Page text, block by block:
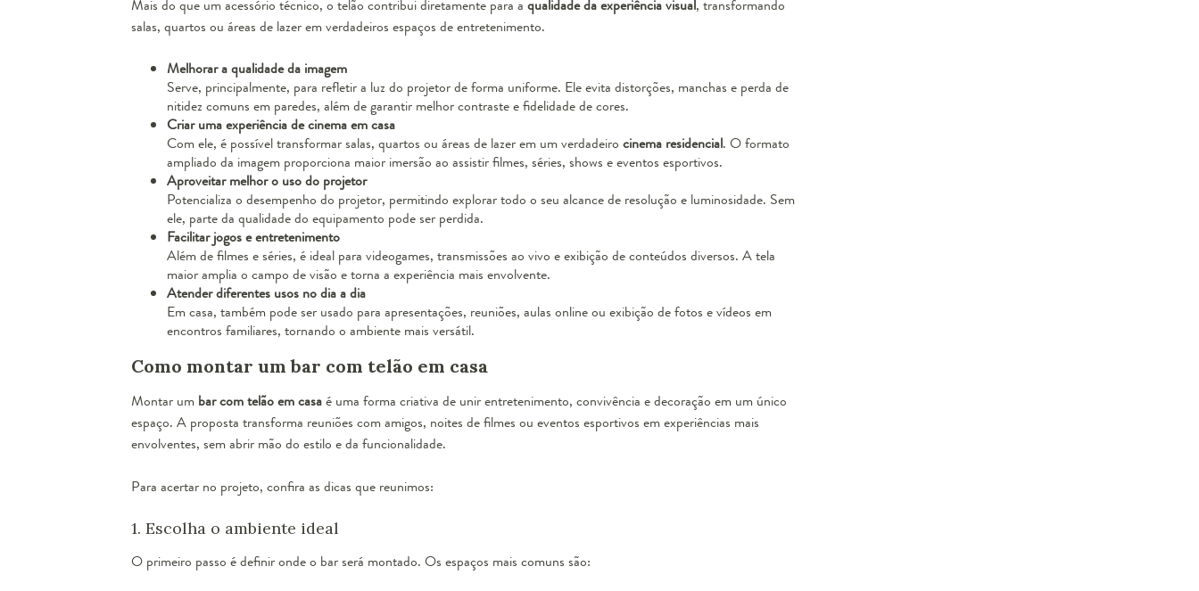
Mais do que um acessório técnico, o telão contribui diretamente para a qualidade da experiência visual, transformando
salas, quartos ou áreas de lazer em verdadeiros espaços de entretenimento.
Melhorar a qualidade da imagem
Serve, principalmente, para refletir a luz do projetor de forma uniforme. Ele evita distorções, manchas e perda de
nitidez comuns em paredes, além de garantir melhor contraste e fidelidade de cores.
Criar uma experiência de cinema em casa
Com ele, é possível transformar salas, quartos ou áreas de lazer em um verdadeiro cinema residencial. O formato
ampliado da imagem proporciona maior imersão ao assistir filmes, séries, shows e eventos esportivos.
Aproveitar melhor o uso do projetor
Potencializa o desempenho do projetor, permitindo explorar todo o seu alcance de resolução e luminosidade. Sem
ele, parte da qualidade do equipamento pode ser perdida.
Facilitar jogos e entretenimento
Além de filmes e séries, é ideal para videogames, transmissões ao vivo e exibição de conteúdos diversos. A tela
maior amplia o campo de visão e torna a experiência mais envolvente.
Atender diferentes usos no dia a dia
Em casa, também pode ser usado para apresentações, reuniões, aulas online ou exibição de fotos e vídeos em
encontros familiares, tornando o ambiente mais versátil.
Como montar um bar com telão em casa
Montar um bar com telão em casaé uma forma criativa de unir entretenimento, convivência e decoração em um único
espaço. A proposta transforma reuniões com amigos, noites de filmes ou eventos esportivos em experiências mais
envolventes, sem abrir mão do estilo e da funcionalidade.
Para acertar no projeto, confira as dicas que reunimos:
1. Escolha o ambiente ideal
O primeiro passo é definir onde o bar será montado. Os espaços mais comuns são: